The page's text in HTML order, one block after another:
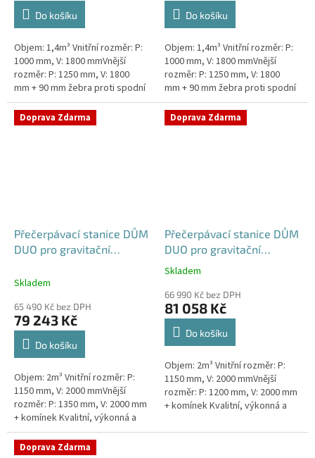
Do košíku
Objem: 1,4m³ Vnitřní rozměr: P:
1000 mm, V: 1800 mmVnější
rozměr: P: 1250 mm, V: 1800
mm + 90 mm žebra proti spodní
vodě + komínek Kvalitní a
výkonná přečerpávací stanice
k...
Do košíku
Objem: 1,4m³ Vnitřní rozměr: P:
1000 mm, V: 1800 mmVnější
rozměr: P: 1250 mm, V: 1800
mm + 90 mm žebra proti spodní
vodě + komínek Kvalitní a
výkonná přečerpávací stanice...
Doprava Zdarma
Přečerpávací stanice DŮM
DUO pro gravitační
- nádrž 2m3
Skladem
65 490 Kč bez DPH
79 243 Kč
Do košíku
Objem: 2m³ Vnitřní rozměr: P:
1150 mm, V: 2000 mmVnější
rozměr: P: 1350 mm, V: 2000 mm
+ komínek Kvalitní, výkonná a
extrémně spolehlivá
přečerpávací stanice k
Doprava Zdarma
Přečerpávací stanice DŮM
DUO pro gravitační
kanalizace samonosná -
Průměrné
produktu
je
5,0
hvězdiček.
Skladem
66 990 Kč bez DPH
81 058 Kč
Do košíku
Objem: 2m³ Vnitřní rozměr: P:
1150 mm, V: 2000 mmVnější
rozměr: P: 1200 mm, V: 2000 mm
+ komínek Kvalitní, výkonná a
přečerpávací stanice k
Doprava Zdarma